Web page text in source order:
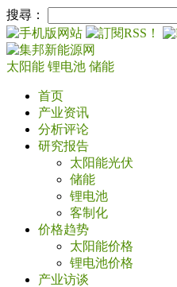
搜尋：
太阳能 锂电池 储能
首页
产业资讯
分析评论
研究报告
太阳能光伏
储能
锂电池
客制化
价格趋势
太阳能价格
锂电池价格
产业访谈